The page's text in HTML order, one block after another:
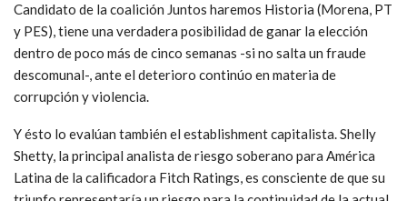
Candidato de la coalición Juntos haremos Historia (Morena, PT
y PES), tiene una verdadera posibilidad de ganar la elección
dentro de poco más de cinco semanas -si no salta un fraude
descomunal-, ante el deterioro continúo en materia de
corrupción y violencia.
Y ésto lo evalúan también el establishment capitalista. Shelly
Shetty, la principal analista de riesgo soberano para América
Latina de la calificadora Fitch Ratings, es consciente de que su